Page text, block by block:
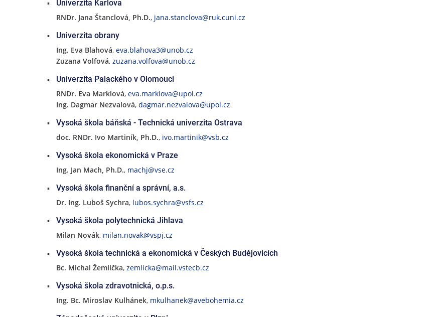
Univerzita Karlova
RNDr. Jana Štanclová, Ph.D., jana.stanclova@ruk.cuni.cz
Univerzita obrany
Ing. Eva Blahová, eva.blahova3@unob.cz
Zuzana Volfová, zuzana.volfova@unob.cz
Univerzita Palackého v Olomouci
RNDr. Eva Marklová, eva.marklova@upol.cz
Ing. Dagmar Nezvalová, dagmar.nezvalova@upol.cz
Vysoká škola báňská - Technická univerzita Ostrava
doc. RNDr. Ivo Martiník, Ph.D., ivo.martinik@vsb.cz
Vysoká škola ekonomická v Praze
Ing. Jan Mach, Ph.D., machj@vse.cz
Vysoká škola finanční a správní, a.s.
Dr. Ing. Luboš Sychra, lubos.sychra@vsfs.cz
Vysoká škola polytechnická Jihlava
Milan Novák, milan.novak@vspj.cz
Vysoká škola technická a ekonomická v Českých Budějovicích
Bc. Michal Žemlička, zemlicka@mail.vstecb.cz
Vysoká škola zdravotnická, o.p.s.
Ing. Bc. Miroslav Kulhánek, mkulhanek@avebohemia.cz